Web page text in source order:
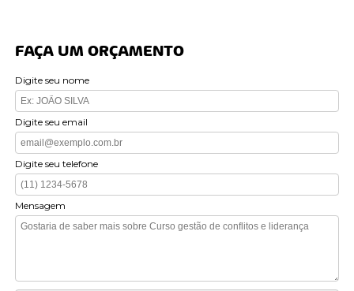
FAÇA UM ORÇAMENTO
Digite seu nome
Digite seu email
Digite seu telefone
Mensagem